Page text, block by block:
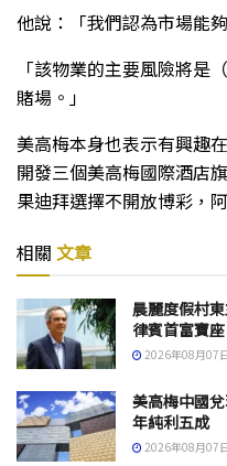
他說：「我們認為市場能
「該物業的主要風險將是
賭場。」
美高梅本身也表示有興趣
開發三個美高梅國際酒店
果迪拜選擇不開放博彩，
相關 文章
晨麗度假村
律賓首富寶
2026年08月07
美高梅中國
年純利五成
2026年08月07